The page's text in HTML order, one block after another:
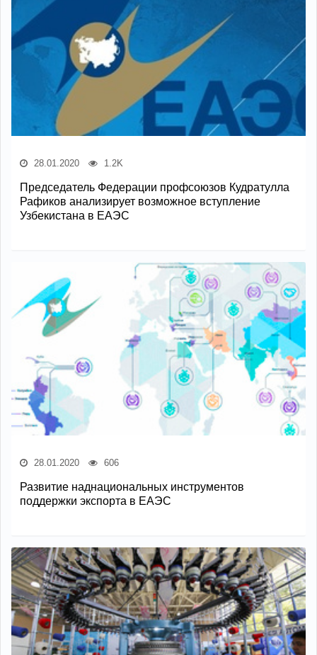
28.01.2020 1.2K
Председатель Федерации профсоюзов Кудратулла
Рафиков анализирует возможное вступление
Узбекистана в ЕАЭС
28.01.2020 606
Развитие наднациональных инструментов
поддержки экспорта в ЕАЭС